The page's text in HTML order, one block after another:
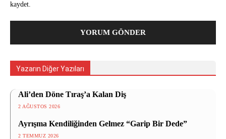
kaydet.
Yazarın Diğer Yazıları
Ali’den Döne Tıraş’a Kalan Diş
2 AĞUSTOS 2026
Ayrışma Kendiliğinden Gelmez “Garip Bir Dede”
2 TEMMUZ 2026